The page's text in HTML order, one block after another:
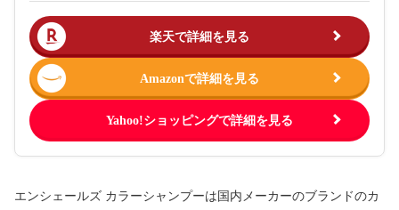
楽天で詳細を見る
Amazonで詳細を見る
Yahoo!ショッピングで詳細を見る
エンシェールズ カラーシャンプーは国内メーカーのブランドのカ